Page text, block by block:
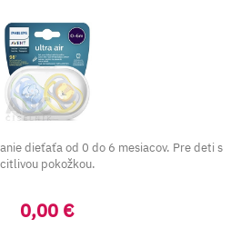
dieťaťa od 0 do 6 mesiacov. Pre deti s
citlivou pokožkou.
0,00 €